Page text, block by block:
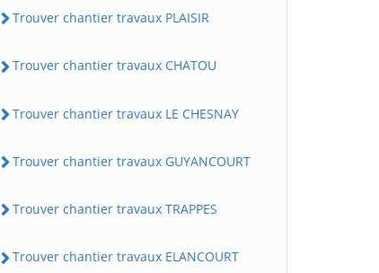
Trouver chantier travaux PLAISIR
Trouver chantier travaux CHATOU
Trouver chantier travaux LE CHESNAY
Trouver chantier travaux GUYANCOURT
Trouver chantier travaux TRAPPES
Trouver chantier travaux ELANCOURT